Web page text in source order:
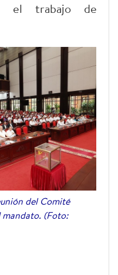
el trabajo de
del Comité
mandato. (Foto: